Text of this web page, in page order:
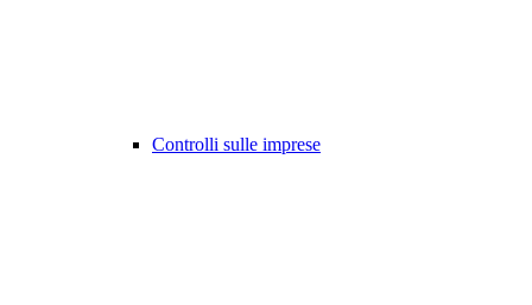
Controlli sulle imprese